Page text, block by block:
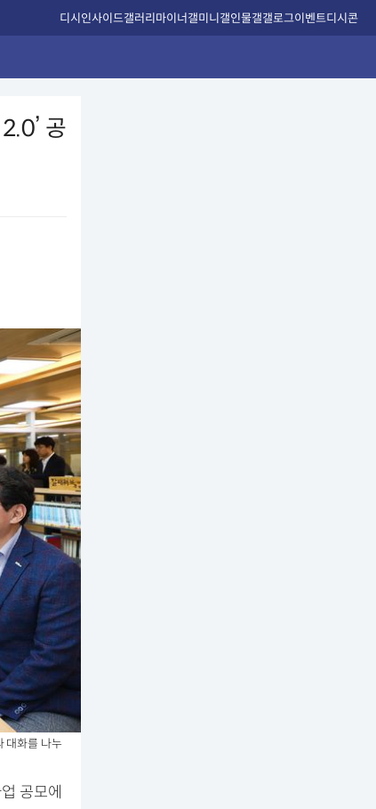
디시인사이드갤러리마이너갤미니갤인물갤갤로그이벤트디시콘
공
대화를 나누
공모에